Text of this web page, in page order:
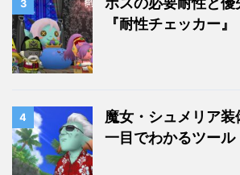
3
『耐性チェッカー』
4
魔女・シュメリア
一目でわかるツール